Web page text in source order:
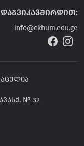
დაგვიკავშირდით:
info@ckhum.edu.ge
№ 32